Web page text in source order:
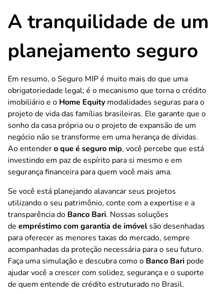
A tranquilidade de um
planejamento seguro
Em resumo, o Seguro MIP é muito mais do que uma
obrigatoriedade legal; é o mecanismo que torna o crédito
imobiliário e o Home Equity modalidades seguras para o
projeto de vida das famílias brasileiras. Ele garante que o
sonho da casa própria ou o projeto de expansão de um
negócio não se transforme em uma herança de dívidas.
Ao entendero que é seguro mip, você percebe que está
investindo em paz de espírito para si mesmo e em
segurança financeira para quem você mais ama.
Se você está planejando alavancar seus projetos
utilizando o seu patrimônio, conte com a expertise e a
transparência do Banco Bari. Nossas soluções
de empréstimo com garantia de imóvel são desenhadas
para oferecer as menores taxas do mercado, sempre
acompanhadas da proteção necessária para o seu futuro.
Faça uma simulação e descubra como o Banco Bari pode
ajudar você a crescer com solidez, segurança e o suporte
de quem entende de crédito estruturado no Brasil.